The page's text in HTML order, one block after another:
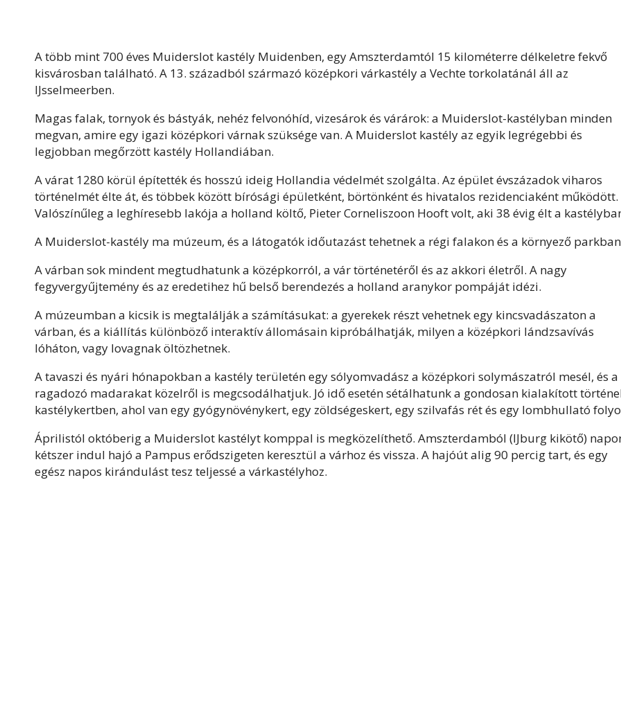
A több mint 700 éves Muiderslot kastély Muidenben, egy Amszterdamtól 15 kilométerre délkeletre fekvő
kisvárosban található. A 13. századból származó középkori várkastély a Vechte torkolatánál áll az
IJsselmeerben.
Magas falak, tornyok és bástyák, nehéz felvonóhíd, vizesárok és várárok: a Muiderslot-kastélyban minden
megvan, amire egy igazi középkori várnak szüksége van. A Muiderslot kastély az egyik legrégebbi és
legjobban megőrzött kastély Hollandiában.
A várat 1280 körül építették és hosszú ideig Hollandia védelmét szolgálta. Az épület évszázadok viharos
történelmét élte át, és többek között bírósági épületként, börtönként és hivatalos rezidenciaként működött.
Valószínűleg a leghíresebb lakója a holland költő, Pieter Corneliszoon Hooft volt, aki 38 évig élt a
A Muiderslot-kastély ma múzeum, és a látogatók időutazást tehetnek a régi falakon és a környező
A várban sok mindent megtudhatunk a középkorról, a vár történetéről és az akkori életről. A nagy
fegyvergyűjtemény és az eredetihez hű belső berendezés a holland aranykor pompáját idézi.
A múzeumban a kicsik is megtalálják a számításukat: a gyerekek részt vehetnek egy kincsvadászaton a
várban, és a kiállítás különböző interaktív állomásain kipróbálhatják, milyen a középkori lándzsavívás
lóháton, vagy lovagnak öltözhetnek.
A tavaszi és nyári hónapokban a kastély területén egy sólyomvadász a középkori solymászatról mesél, és a
ragadozó madarakat közelről is megcsodálhatjuk. Jó idő esetén sétálhatunk a gondosan kialakított
kastélykertben, ahol van egy gyógynövénykert, egy zöldségeskert, egy szilvafás rét és egy lombhullató
Áprilistól októberig a Muiderslot kastélyt komppal is megközelíthető. Amszterdamból (IJburg kikötő)
kétszer indul hajó a Pampus erődszigeten keresztül a várhoz és vissza. A hajóút alig 90 percig tart, és egy
egész napos kirándulást tesz teljessé a várkastélyhoz.